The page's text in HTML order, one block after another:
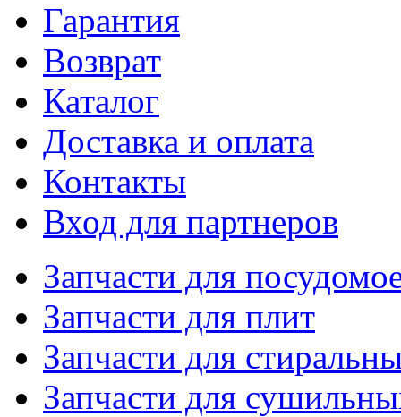
Гарантия
Возврат
Каталог
Доставка и оплата
Контакты
Вход для партнеров
Запчасти для
Запчасти для плит
Запчасти для
Запчасти для